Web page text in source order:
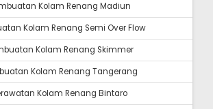
Kolam Renang Madiun
Kolam Renang Semi Over Flow
Kolam Renang Skimmer
Kolam Renang Tangerang
Kolam Renang Bintaro